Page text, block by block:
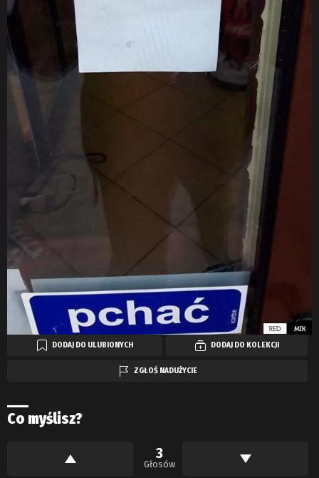
DODAJ DO ULUBIONYCH DODAJ DO KOLEKCJI
ZGŁOŚ NADUŻYCIE
Co myślisz?
3
Głosów